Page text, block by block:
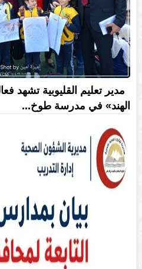
مدير تعليم القليوبية تشهد
الهند» في مدرسة طوخ...